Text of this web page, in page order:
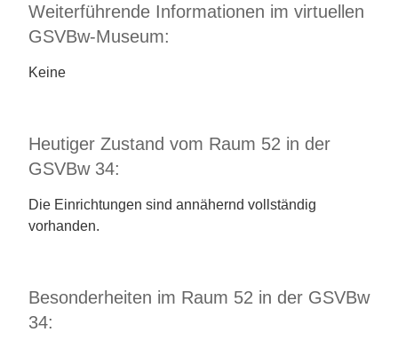
Weiterführende Informationen im virtuellen
GSVBw-Museum:
Keine
Heutiger Zustand vom Raum 52 in der
GSVBw 34:
Die Einrichtungen sind annähernd vollständig
vorhanden.
Besonderheiten im Raum 52 in der GSVBw
34: